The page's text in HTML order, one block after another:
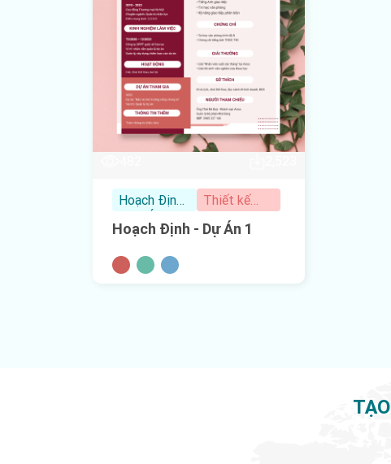
Hoạch Định
- Dự Án
Thiết kế
hiện đại
Hoạch Định - Dự Án 1